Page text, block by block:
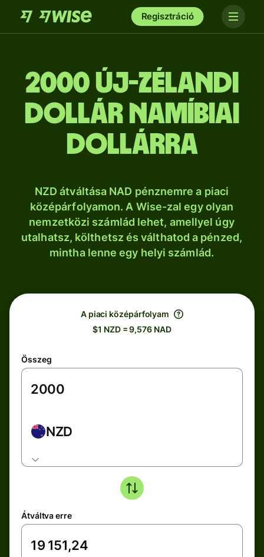
Regisztráció
2000 új-zélandi
dollár namíbiai
dollárra
NZD átváltása NAD pénznemre a piaci
középárfolyamon. A Wise-zal egy olyan
nemzetközi számlád lehet, amellyel úgy
utalhatsz, költhetsz és válthatod a pénzed,
mintha lenne egy helyi számlád.
A piaci középárfolyam
$1 NZD = 9,576 NAD
Összeg
NZD
Átváltva erre